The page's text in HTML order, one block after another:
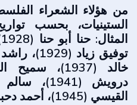
من هؤلاء الشعراء
الستينيات، بحسب
القيسي (1945)، أحمد دحبور(1946)...إلخ.